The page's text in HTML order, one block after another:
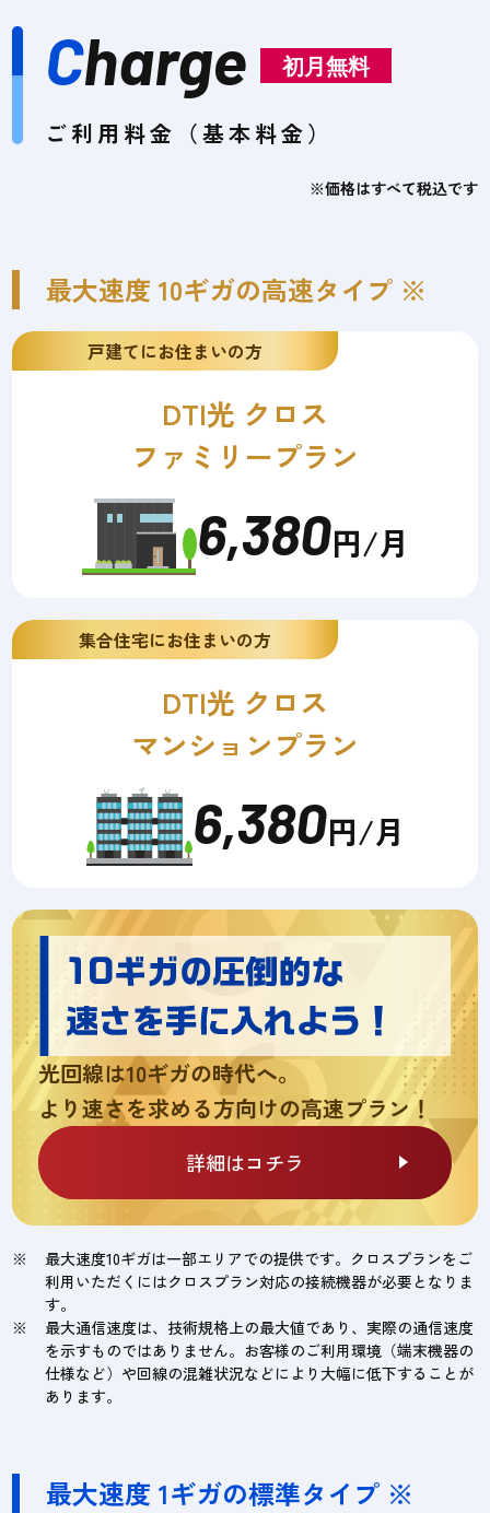
Charge 初月無料
ご利用料金（基本料金）
※価格はすべて税込です
最大速度 10ギガの高速タイプ ※
戸建てにお住まいの方
DTI光 クロス
ファミリープラン
6,380円/月
集合住宅にお住まいの方
DTI光 クロス
マンションプラン
6,380円/月
光回線は10ギガの時代へ。
より速さを求める方向けの高速プラン！
詳細はコチラ
最大速度10ギガは一部エリアでの提供です。クロスプランをご
利用いただくにはクロスプラン対応の接続機器が必要となりま
す。
最大通信速度は、技術規格上の最大値であり、実際の通信速度
を示すものではありません。お客様のご利用環境（端末機器の
仕様など）や回線の混雑状況などにより大幅に低下することが
あります。
最大速度 1ギガの標準タイプ ※